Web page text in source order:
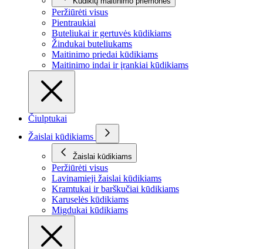
Peržiūrėti visus
Pientraukiai
Buteliukai ir gertuvės kūdikiams
Žindukai buteliukams
Maitinimo priedai kūdikiams
Maitinimo indai ir įrankiai kūdikiams
Čiulptukai
Žaislai kūdikiams
Žaislai kūdikiams
Peržiūrėti visus
Lavinamieji žaislai kūdikiams
Kramtukai ir barškučiai kūdikiams
Karuselės kūdikiams
Migdukai kūdikiams